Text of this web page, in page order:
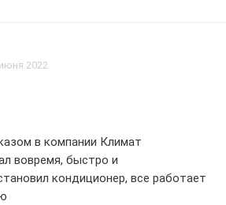
2022
в компании Климат
вовремя, быстро и
кондиционер, все работает